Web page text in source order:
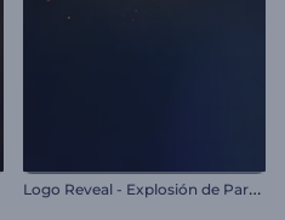
L
ogo Reveal - Explosión de Partículas